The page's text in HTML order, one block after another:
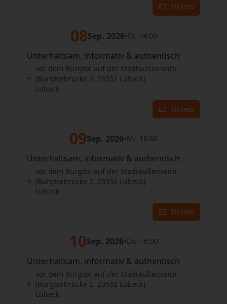
Tickets
08Sep. 2026•Di. 14:00
Unterhaltsam, informativ & authentisch
vor dem Burgtor auf der Stadtaußenseite
(Burgtorbrücke 2, 23552 Lübeck)
Lübeck
Tickets
09Sep. 2026•Mi. 16:00
Unterhaltsam, informativ & authentisch
vor dem Burgtor auf der Stadtaußenseite
(Burgtorbrücke 2, 23552 Lübeck)
Lübeck
Tickets
10Sep. 2026•Do. 16:00
Unterhaltsam, informativ & authentisch
vor dem Burgtor auf der Stadtaußenseite
(Burgtorbrücke 2, 23552 Lübeck)
Lübeck